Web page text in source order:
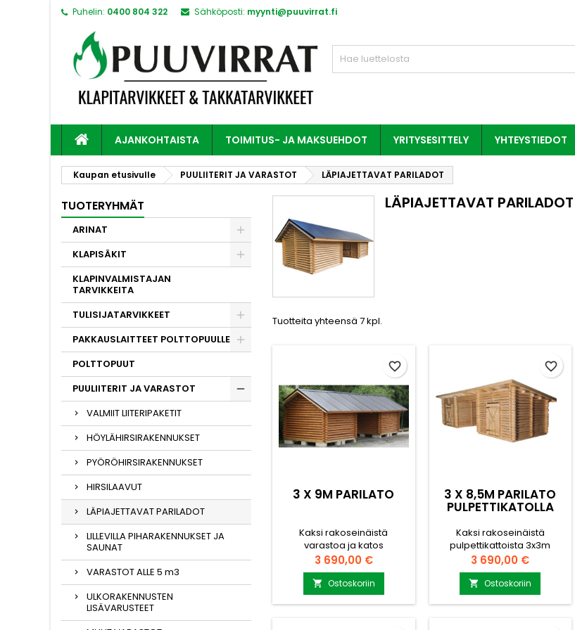
Puhelin: 0400 804 322 Sähköposti: myynti@puuvirrat.fi
AJANKOHTAISTA TOIMITUS- JA MAKSUEHDOT YRITYSESITTELY YHTEYSTIEDOT
Kaupan etusivulle PUULIITERIT JA VARASTOT LÄPIAJETTAVAT PARILADOT
TUOTERYHMÄT
ARINAT
KLAPISÄKIT
KLAPINVALMISTAJAN
TARVIKKEITA
TULISIJATARVIKKEET
PAKKAUSLAITTEET POLTTOPUULLE
POLTTOPUUT
PUULIITERIT JA VARASTOT
VALMIIT LIITERIPAKETIT
HÖYLÄHIRSIRAKENNUKSET
PYÖRÖHIRSIRAKENNUKSET
HIRSILAAVUT
LÄPIAJETTAVAT PARILADOT
LILLEVILLA PIHARAKENNUKSET JA
SAUNAT
VARASTOT ALLE 5 m3
ULKORAKENNUSTEN
LISÄVARUSTEET
LÄPIAJETTAVAT PARILADOT
Tuotteita yhteensä 7 kpl.
3 X 9M PARILATO
Kaksi rakoseinäistä
varastoa ja katos
ruohonleikkurille tai
mönkijälle. Toimituksen
pakettiin sisältyy pariladon
hirret, peltikatto, saranat,
oven kahvat ja
Hinta
3 690,00 €
 Ostoskoriin
favorite_border
3 X 8,5M PARILATO
PULPETTIKATOLLA
Kaksi rakoseinäistä
pulpettikattoista 3x3m
varastoa ja katos 2,5 x 3m
Toimituksen pakettiin
sisältyy pariladon hirret,
peltikatto, saranat, oven
kahvat ja puuosapaketti.
Hinta
3 690,00 €
 Ostoskoriin
favorite_border